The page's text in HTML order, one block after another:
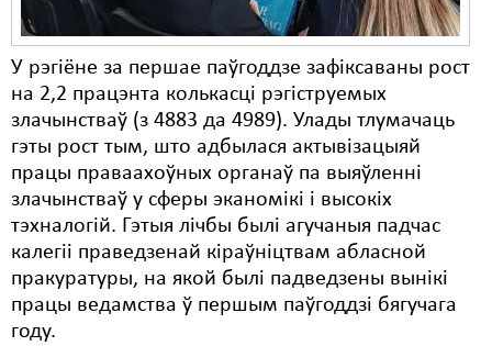
У рэгіёне за першае паўгоддзе зафіксаваны рост
на 2,2 працэнта колькасці рэгіструемых
злачынстваў (з 4883 да 4989). Улады тлумачаць
гэты рост тым, што адбылася актывізацыяй
працы праваахоўных органаў па выяўленні
злачынстваў у сферы эканомікі і высокіх
тэхналогій. Гэтыя лічбы былі агучаныя падчас
калегіі праведзенай кіраўніцтвам абласной
пракуратуры, на якой былі падведзены вынікі
працы ведамства ў першым паўгоддзі бягучага
году.